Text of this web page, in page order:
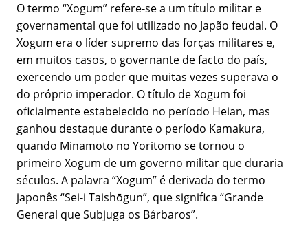
O termo “Xogum” refere-se a um título militar e
governamental que foi utilizado no Japão feudal. O
Xogum era o líder supremo das forças militares e,
em muitos casos, o governante de facto do país,
exercendo um poder que muitas vezes superava o
do próprio imperador. O título de Xogum foi
oficialmente estabelecido no período Heian, mas
ganhou destaque durante o período Kamakura,
quando Minamoto no Yoritomo se tornou o
primeiro Xogum de um governo militar que duraria
séculos. A palavra “Xogum” é derivada do termo
japonês “Sei-i Taishōgun”, que significa “Grande
General que Subjuga os Bárbaros”.